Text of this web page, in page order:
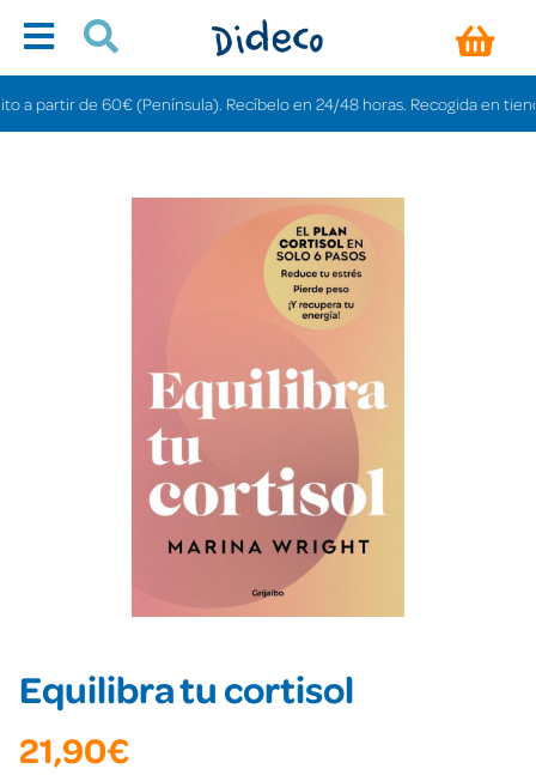
de 60€ (Península). Recíbelo en 24/48 horas. Recogida en tiendas
Equilibra tu cortisol
21,90€